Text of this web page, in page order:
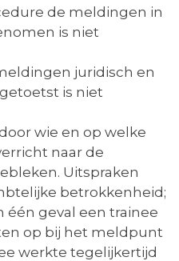
de meldingen in
is niet
juridisch en
is niet
wie en op welke
naar de
Uitspraken
betrokkenheid;
één geval een trainee
op bij het meldpunt
werkte tegelijkertijd